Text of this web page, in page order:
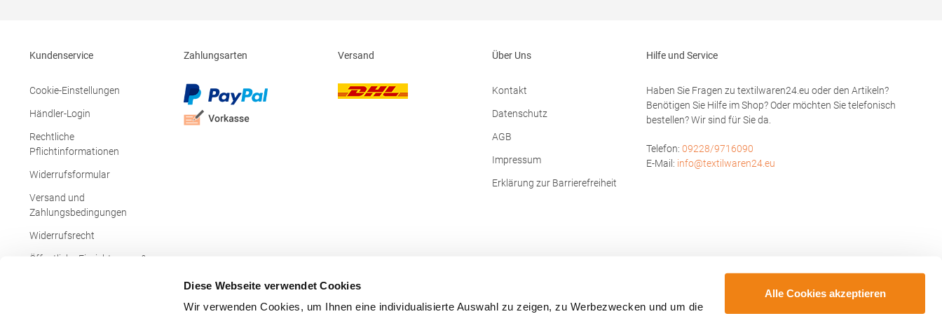
Diese Webseite verwendet Cookies
Wir verwenden Cookies, um Ihnen eine individualisierte Auswahl zu zeigen, zu Werbezwecken und um die
Alle Cookies akzeptieren
dem Weißen Stein 25-31 72461 Albstadt
Produktsicherheit: Herst.-Nr.:
Réaumur 75002 Paris Frankreich E-Mail:
sols@soloinvest.com
Produktsicherheit: Herst.-Nr.:
Deutschland E-Mail: info@daiber.de
Kundenservice
Cookie-Einstellungen
Händler-Login
Rechtliche
Pflichtinformationen
Widerrufsformular
Versand und
Zahlungsbedingungen
Widerrufsrecht
Öffentliche Einrichtungen &
Zahlungsarten Versand Über Uns
Kontakt
Datenschutz
AGB
Impressum
Erklärung zur Barrierefreiheit
Hilfe und Service
Haben Sie Fragen zu textilwaren24.eu oder den Artikeln?
Benötigen Sie Hilfe im Shop? Oder möchten Sie telefonisch
bestellen? Wir sind für Sie da.
Telefon: 09228/9716090
E-Mail: info@textilwaren24.eu